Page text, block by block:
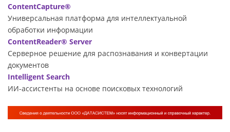
ContentCapture®
Универсальная платформа для интеллектуальной
обработки информации
ContentReader® Server
Серверное решение для распознавания и конвертации
документов
Intelligent Search
ИИ-ассистенты на основе поисковых технологий